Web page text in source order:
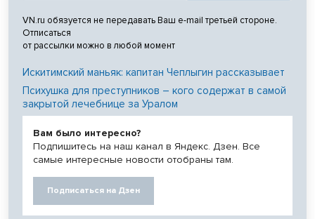
VN.ru обязуется не передавать Ваш e-mail третьей стороне.
Отписаться
от рассылки можно в любой момент
Искитимский маньяк: капитан Чеплыгин рассказывает
Психушка для преступников – кого содержат в самой
закрытой лечебнице за Уралом
Вам было интересно?
Подпишитесь на наш канал в Яндекс. Дзен. Все
самые интересные новости отобраны там.
Подписаться на Дзен